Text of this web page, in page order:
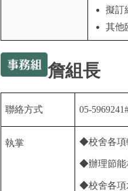
式
與
執
擬訂
其他
詹組長
聯絡方式 05-
執掌 ◆校舍各項
◆辦理節能
◆校舍各項